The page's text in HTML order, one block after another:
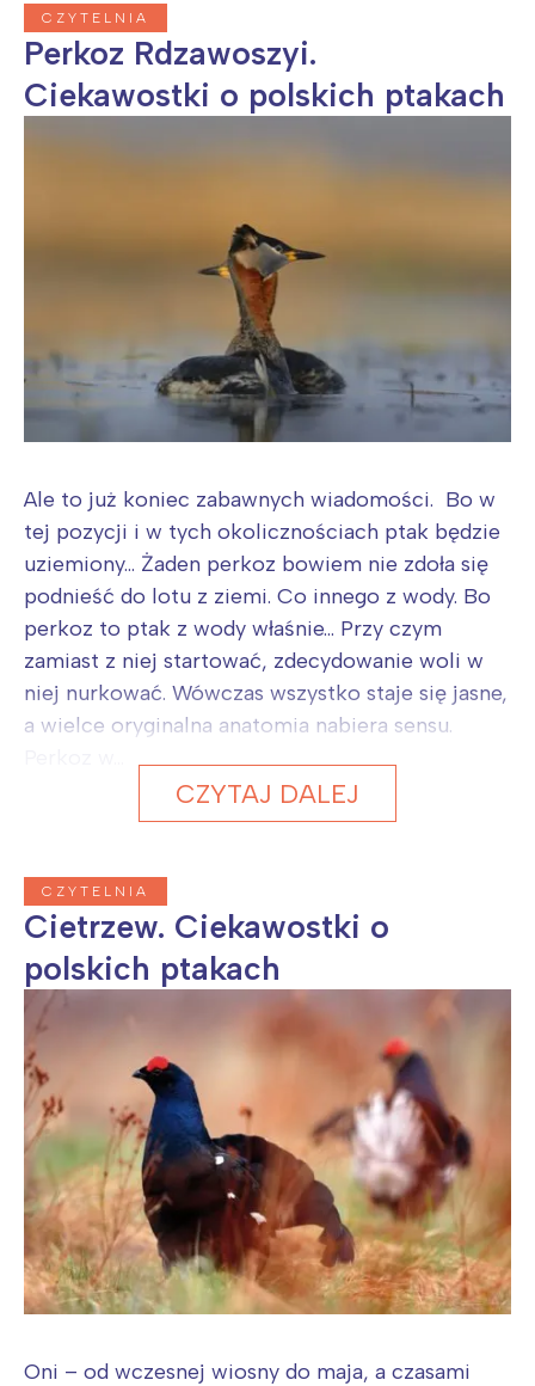
CZYTELNIA
Perkoz Rdzawoszyi.
Ciekawostki o polskich ptakach
Ale to już koniec zabawnych wiadomości. Bo w
tej pozycji i w tych okolicznościach ptak będzie
uziemiony... Żaden perkoz bowiem nie zdoła się
podnieść do lotu z ziemi. Co innego z wody. Bo
perkoz to ptak z wody właśnie... Przy czym
zamiast z niej startować, zdecydowanie woli w
niej nurkować. Wówczas wszystko staje się jasne,
a wielce oryginalna anatomia nabiera sensu.
CZYTAJ DALEJ
CZYTELNIA
Cietrzew. Ciekawostki o
polskich ptakach
Oni – od wczesnej wiosny do maja, a czasami